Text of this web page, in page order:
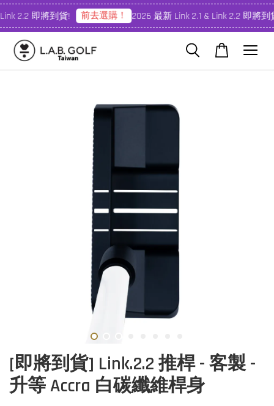
2.2 即將到貨! 前去選購！ 2026 最新 Link 2.1 & Link 2.2 即將到
[即將到貨] Link.2.2 推桿 - 客製 -
升等 Accra 白碳纖維桿身